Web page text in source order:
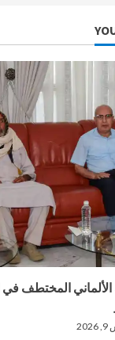
الألماني المختطف في